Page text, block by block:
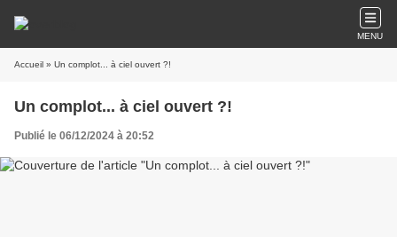
MENU
Accueil » Un complot... à ciel ouvert ?!
Un complot... à ciel ouvert ?!
Publié le 06/12/2024 à 20:52